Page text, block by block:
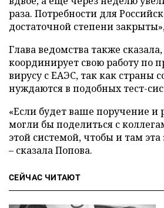
раза. Потребности для
достаточной степени
Глава ведомства также
координирует свою работу по
вирусу с ЕАЭС, так как страны
нуждаются в подобных тест-
«Если будет ваше поручение
могли бы поделиться с
этой системой, чтобы и там
– сказала Попова.
СЕЙЧАС ЧИТАЮТ